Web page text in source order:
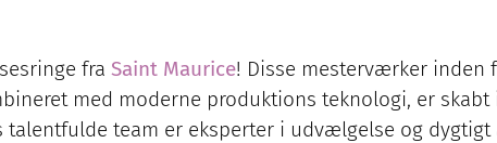
fra Saint Maurice! Disse mesterværker inden
med moderne produktions teknologi, er skabt
talentfulde team er eksperter i udvælgelse og